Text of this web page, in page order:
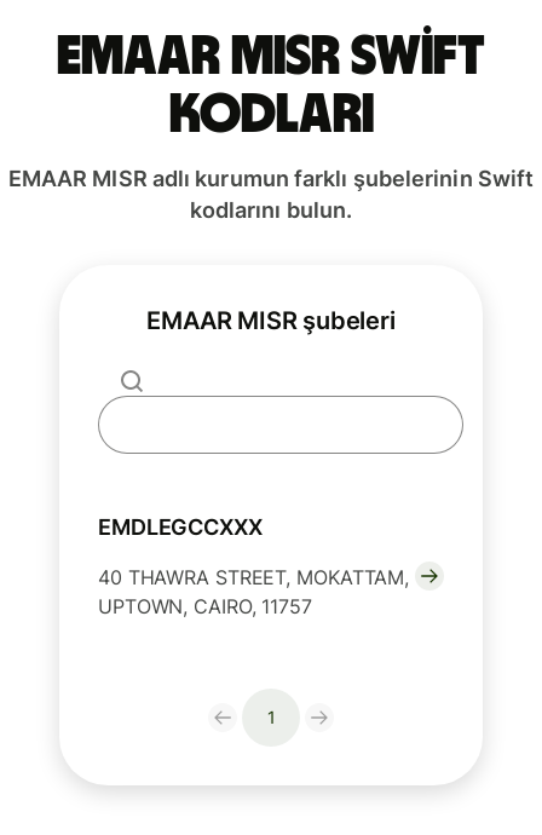
EMAAR MISR Swift
kodları
EMAAR MISR adlı kurumun farklı şubelerinin Swift
kodlarını bulun.
EMAAR MISR şubeleri
EMDLEGCCXXX
40 THAWRA STREET, MOKATTAM,
UPTOWN, CAIRO, 11757
1